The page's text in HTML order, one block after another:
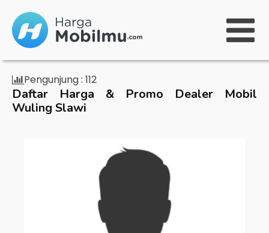
Pengunjung : 112
Daftar Harga & Promo Dealer Mobil
Wuling Slawi